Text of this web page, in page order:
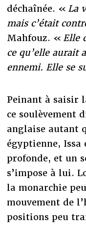
déchaînée. « La
mais c’était
Mahfouz. « Elle
ce qu’elle aurait
ennemi. Elle se
Peinant à saisir
ce soulèvement
anglaise autant
égyptienne, Issa
profonde, et un
s’impose à lui.
la monarchie
mouvement de
positions peu